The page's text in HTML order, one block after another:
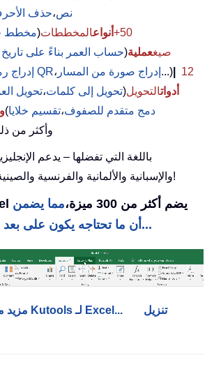
نص،حذف
50+
أنواعالمخططات(مخطط
صيغعملية(حساب العمر بناءً على تاريخ
إدراج رمز QR، إدراج صورة من المسار ...)
12
أدواتالتحويل(تحويل إلى كلمات،تحويل
( دمج متقدم للصفوف،تقسيم خلايا
... وأكثر من
والإسبانية والألمانية والفرنسية والصينية و40+ لغات أخرى!
Kutools لـ Excel يضم أكثر من 300 ميزة،
مما يضمن
أن ما تحتاجه يكون على بعد نقرة واحدة فقط...
مزيد من التفاصيل حول Kutools لـ Excel...
تنزيل